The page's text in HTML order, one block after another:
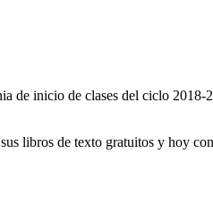
de inicio de clases del ciclo 2018-
libros de texto gratuitos y hoy